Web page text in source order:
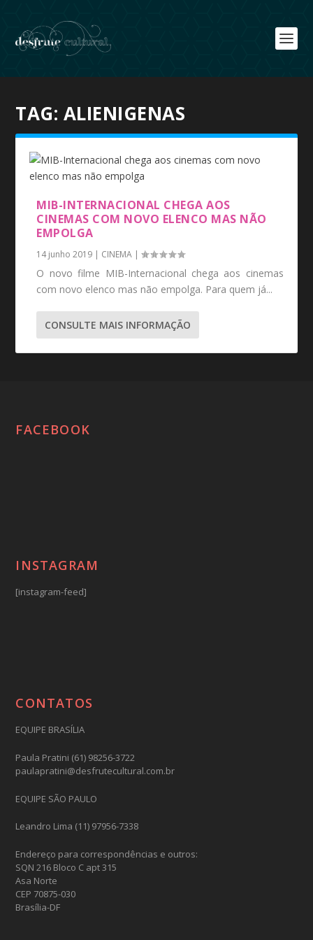
TAG: ALIENIGENAS
MIB-INTERNACIONAL CHEGA AOS
CINEMAS COM NOVO ELENCO MAS NÃO
EMPOLGA
14 junho 2019 | CINEMA |
O novo filme MIB-Internacional chega aos cinemas
com novo elenco mas não empolga. Para quem já...
CONSULTE MAIS INFORMAÇÃO
FACEBOOK
INSTAGRAM
[instagram-feed]
CONTATOS
EQUIPE BRASÍLIA
Paula Pratini (61) 98256-3722
paulapratini@desfrutecultural.com.br
EQUIPE SÃO PAULO
Leandro Lima (11) 97956-7338
Endereço para correspondências e outros:
SQN 216 Bloco C apt 315
Asa Norte
CEP 70875-030
Brasília-DF